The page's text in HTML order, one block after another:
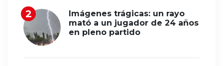
Imágenes trágicas: un rayo
mató a un jugador de 24 años
en pleno partido